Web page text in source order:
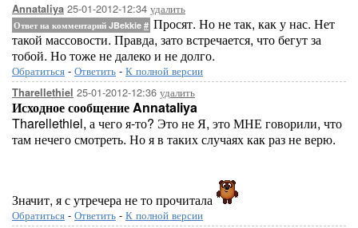
Annataliya 25-01-2012-12:34 удалить
Ответ на комментарий JBekkie # Просят. Но не так, как у нас. Нет
такой массовости. Правда, зато встречается, что бегут за
тобой. Но тоже не далеко и не долго.
Обратиться - Ответить - К полной версии
Tharellethiel 25-01-2012-12:36 удалить
Исходное сообщение Annataliya
Tharellethiel, а чего я-то? Это не Я, это МНЕ говорили, что
там нечего смотреть. Но я в таких случаях как раз не верю.
Значит, я с утречера не то прочитала
Обратиться - Ответить - К полной версии